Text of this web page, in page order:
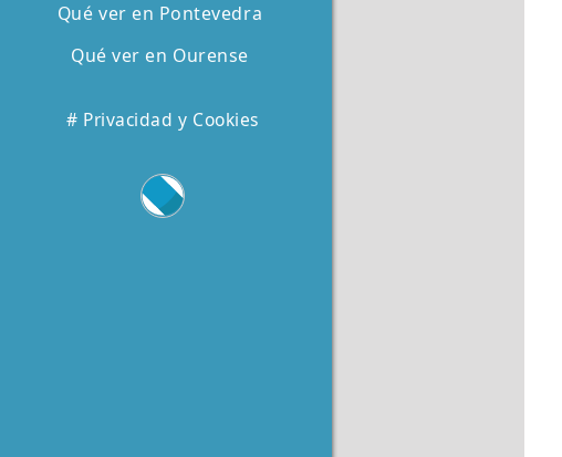
Qué ver en Pontevedra
Qué ver en Ourense
# Privacidad y Cookies